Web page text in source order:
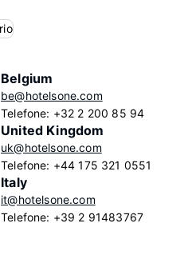
Belgium
be@hotelsone.com
Telefone: +32 2 200 85 94
United Kingdom
uk@hotelsone.com
Telefone: +44 175 321 0551
Italy
it@hotelsone.com
Telefone: +39 2 91483767